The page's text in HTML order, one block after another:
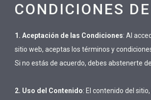
CONDICIONES
1. Aceptación de las Condiciones: Al
sitio web, aceptas los términos y
Si no estás de acuerdo, debes abstenerte
2. Uso del Contenido: El contenido del